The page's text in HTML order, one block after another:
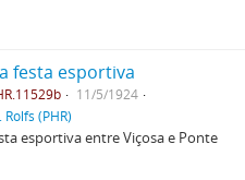
festa esportiva
11/5/1924
(PHR)
esportiva entre Viçosa e Ponte